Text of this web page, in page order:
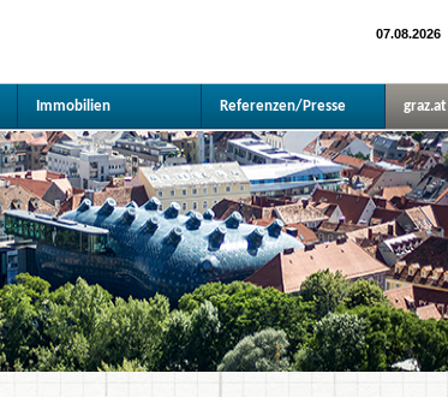
07.08.2026
Immobilien Referenzen/Presse graz.at